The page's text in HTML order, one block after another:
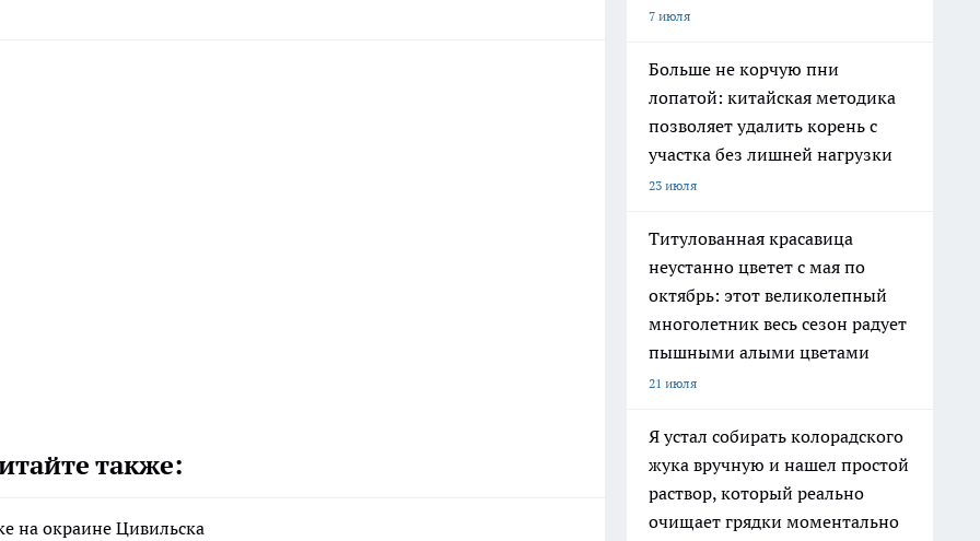
также:
на окраине Цивильска
7 июля
Больше не корчую пни
лопатой: китайская методика
позволяет удалить корень с
участка без лишней нагрузки
23 июля
Титулованная красавица
неустанно цветет с мая по
октябрь: этот великолепный
многолетник весь сезон радует
пышными алыми цветами
21 июля
Я устал собирать колорадского
жука вручную и нашел простой
раствор, который реально
очищает грядки моментально